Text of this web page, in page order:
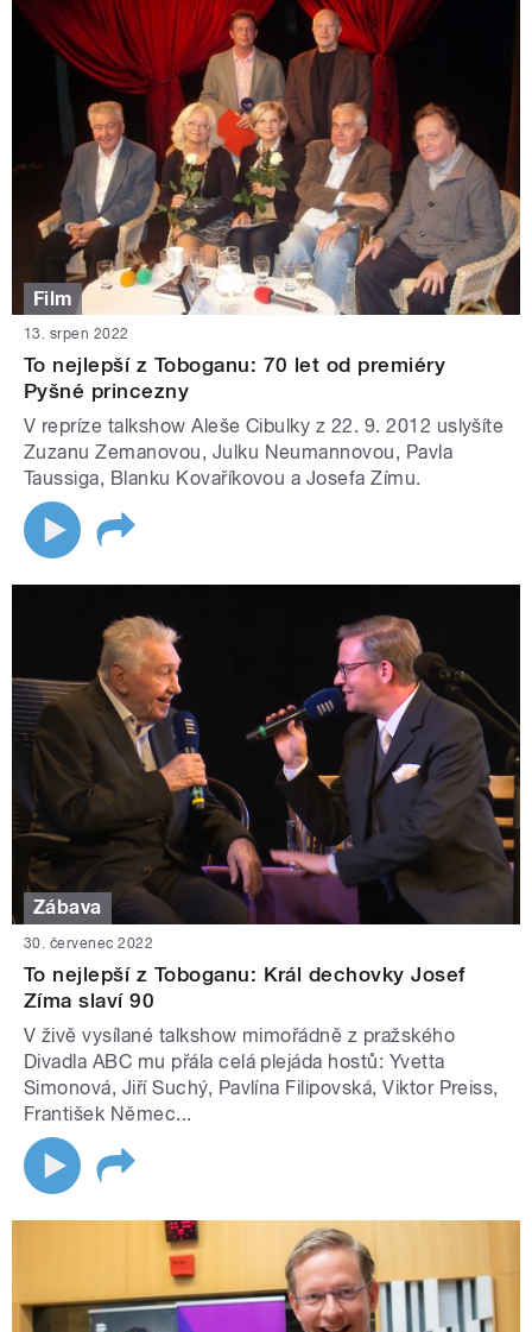
Film
13. srpen 2022
To nejlepší z Toboganu: 70 let od premiéry
Pyšné princezny
V repríze talkshow Aleše Cibulky z 22. 9. 2012 uslyšíte
Zuzanu Zemanovou, Julku Neumannovou, Pavla
Taussiga, Blanku Kovaříkovou a Josefa Zímu.
Zábava
30. červenec 2022
To nejlepší z Toboganu: Král dechovky Josef
Zíma slaví 90
V živě vysílané talkshow mimořádně z pražského
Divadla ABC mu přála celá plejáda hostů: Yvetta
Simonová, Jiří Suchý, Pavlína Filipovská, Viktor Preiss,
František Němec...